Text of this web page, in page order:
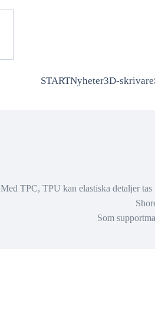
STARTNyheter3D-skrivare
Med TPC, TPU kan elastiska detaljer
Som